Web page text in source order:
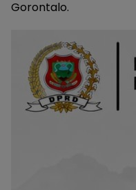
Gorontalo.